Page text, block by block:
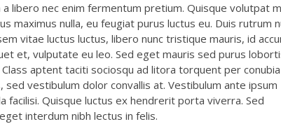
libero nec enim fermentum pretium. Quisque volutpat
maximus nulla, eu feugiat purus luctus eu. Duis rutrum
vitae luctus luctus, libero nunc tristique mauris, id
et, vulputate eu leo. Sed eget mauris sed purus
aptent taciti sociosqu ad litora torquent per conubia
vestibulum dolor convallis at. Vestibulum ante ipsum
facilisi. Quisque luctus ex hendrerit porta viverra. Sed
interdum nibh lectus in felis.